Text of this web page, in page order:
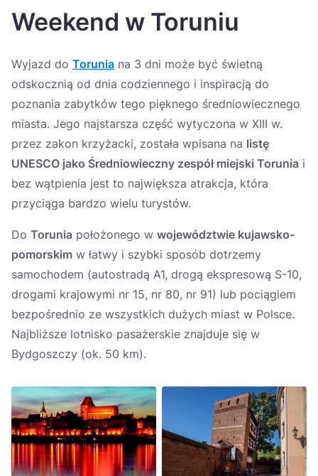
Suomi Svenska
Zamknij
Weekend w Toruniu
Wyjazd do Torunia na 3 dni może być świetną
odskocznią od dnia codziennego i inspiracją do
poznania zabytków tego pięknego średniowiecznego
miasta. Jego najstarsza część wytyczona w XIII w.
przez zakon krzyżacki, została wpisana na listę
UNESCO jako Średniowieczny zespół miejski Torunia i
bez wątpienia jest to największa atrakcja, która
przyciąga bardzo wielu turystów.
Do Torunia położonego w województwie kujawsko-
pomorskim w łatwy i szybki sposób dotrzemy
samochodem (autostradą A1, drogą ekspresową S-10,
drogami krajowymi nr 15, nr 80, nr 91) lub pociągiem
bezpośrednio ze wszystkich dużych miast w Polsce.
Najbliższe lotnisko pasażerskie znajduje się w
Bydgoszczy (ok. 50 km).